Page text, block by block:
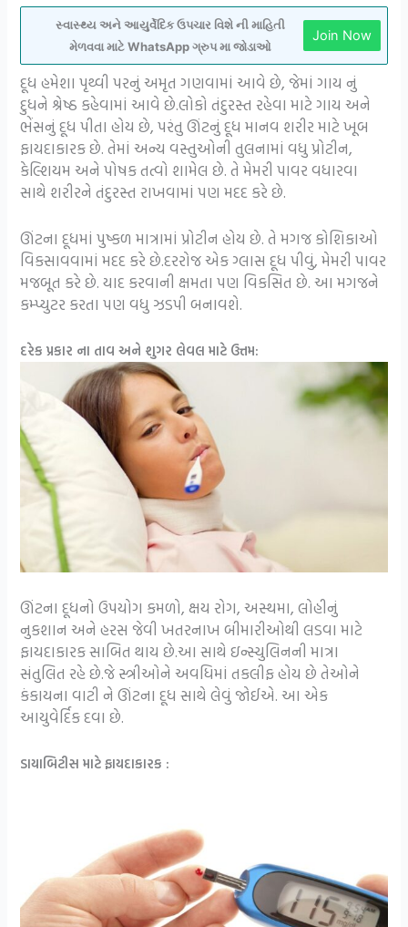
સ્વાસ્થ્ય અને આયુર્વેદિક ઉપચાર વિશે ની માહિતી
મેળવવા માટે WhatsApp ગ્રુપ મા જોડાઓ
Join Now
દૂધ હમેશા પૃથ્વી પરનું અમૃત ગણવામાં આવે છે, જેમાં ગાય નું
દુધને શ્રેષ્ઠ કહેવામાં આવે છે.લોકો તંદુરસ્ત રહેવા માટે ગાય અને
ભેંસનું દૂધ પીતા હોય છે, પરંતુ ઊંટનું દૂધ માનવ શરીર માટે ખૂબ
ફાયદાકારક છે. તેમાં અન્ય વસ્તુઓની તુલનામાં વધુ પ્રોટીન,
કેલ્શિયમ અને પોષક તત્વો શામેલ છે. તે મેમરી પાવર વધારવા
સાથે શરીરને તંદુરસ્ત રાખવામાં પણ મદદ કરે છે.
ઊંટના દૂધમાં પુષ્કળ માત્રામાં પ્રોટીન હોય છે. તે મગજ કોશિકાઓ
વિકસાવવામાં મદદ કરે છે.દરરોજ એક ગ્લાસ દૂધ પીવું, મેમરી પાવર
મજબૂત કરે છે. યાદ કરવાની ક્ષમતા પણ વિકસિત છે. આ મગજને
કમ્પ્યુટર કરતા પણ વધુ ઝડપી બનાવશે.
દરેક પ્રકાર ના તાવ અને શુગર લેવલ માટે ઉત્તમ:
ઊંટના દૂધનો ઉપયોગ કમળો, ક્ષય રોગ, અસ્થમા, લોહીનું
નુકશાન અને હરસ જેવી ખતરનાખ બીમારીઓથી લડવા માટે
ફાયદાકારક સાબિત થાય છે.આ સાથે ઇન્સ્યુલિનની માત્રા
સંતુલિત રહે છે.જે સ્ત્રીઓને અવધિમાં તકલીફ હોય છે તેઓને
કંકાયના વાટી ને ઊંટના દૂધ સાથે લેવું જોઈએ. આ એક
આયુવેર્દિક દવા છે.
ડાયાબિટીસ માટે ફાયદાકારક :